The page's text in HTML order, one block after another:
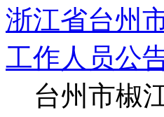
浙江省台州
工作人员公
台州市椒